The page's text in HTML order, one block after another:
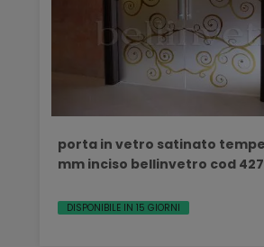
porta in vetro satinato temperato da 8
mm inciso bellinvetro cod 427
DISPONIBILE IN 15 GIORNI